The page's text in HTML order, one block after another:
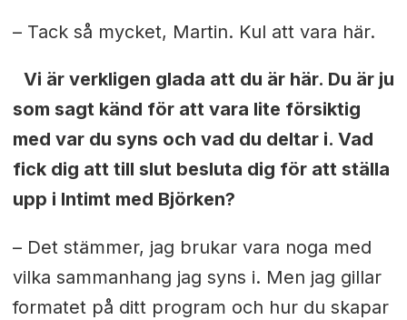
– Tack så mycket, Martin. Kul att vara här.
Vi är verkligen glada att du är här. Du är ju
som sagt känd för att vara lite försiktig
med var du syns och vad du deltar i. Vad
fick dig att till slut besluta dig för att ställa
upp i Intimt med Björken?
– Det stämmer, jag brukar vara noga med
vilka sammanhang jag syns i. Men jag gillar
formatet på ditt program och hur du skapar